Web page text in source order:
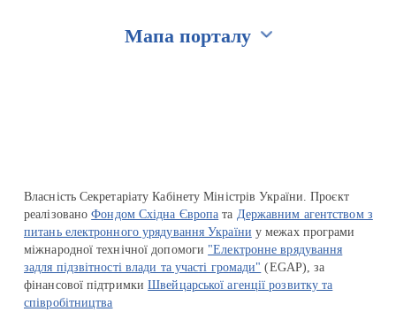
Мапа порталу
Власність Секретаріату Кабінету Міністрів України. Проєкт
реалізованоФондом Східна Європа та Державним агентством з
питань електронного урядування України у межах програми
міжнародної технічної допомоги "Електронне врядування
задля підзвітності влади та участі громади" (EGAP), за
фінансової підтримкиШвейцарської агенції розвитку та
співробітництва